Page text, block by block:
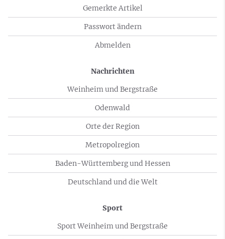
Gemerkte Artikel
Passwort ändern
Abmelden
Nachrichten
Weinheim und Bergstraße
Odenwald
Orte der Region
Metropolregion
Baden-Württemberg und Hessen
Deutschland und die Welt
Sport
Sport Weinheim und Bergstraße